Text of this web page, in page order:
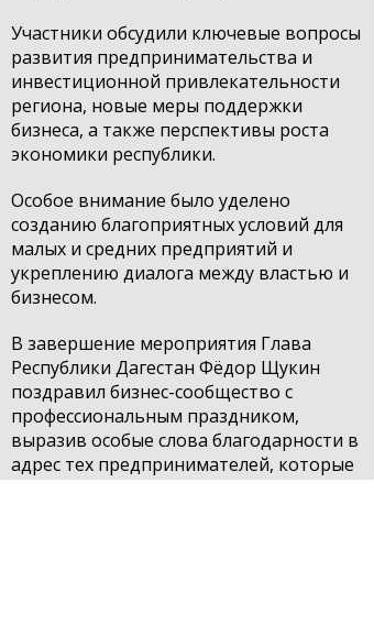
Участники обсудили ключевые вопросы
развития предпринимательства и
инвестиционной привлекательности
региона, новые меры поддержки
бизнеса, а также перспективы роста
экономики республики.
Особое внимание было уделено
созданию благоприятных условий для
малых и средних предприятий и
укреплению диалога между властью и
бизнесом.
В завершение мероприятия Глава
Республики Дагестан Фёдор Щукин
поздравил бизнес-сообщество с
профессиональным праздником,
выразив особые слова благодарности в
адрес тех предпринимателей, которые